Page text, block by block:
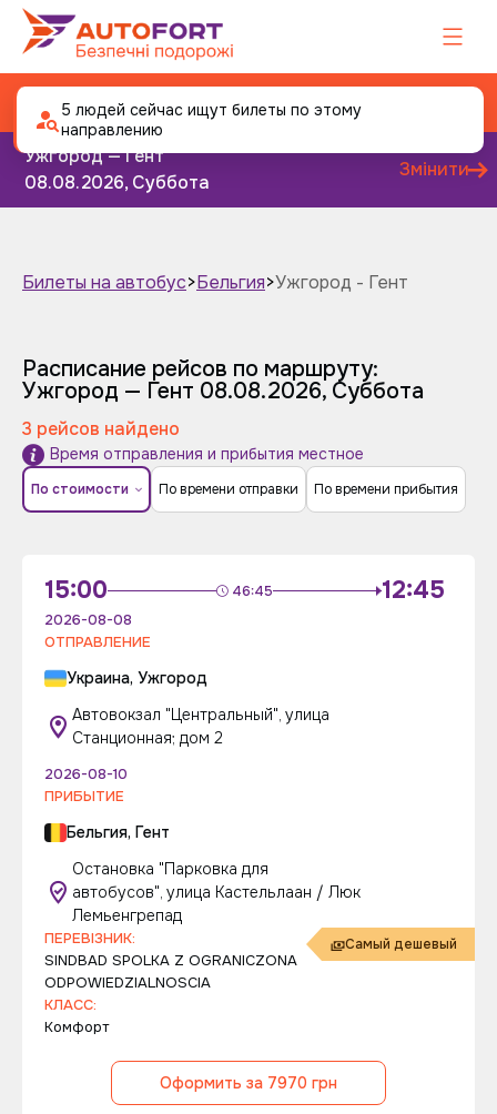
Автобус Ужгород - Гент
Ужгород — Гент
08.08.2026, Суббота
Змінити
Билеты на автобус>Бельгия>Ужгород - Гент
5 людей сейчас ищут билеты по этому
направлению
Расписание рейсов по маршруту:
Ужгород — Гент 08.08.2026, Суббота
3 рейсов найдено
Время отправления и прибытия местное
По стоимости По времени отправки По времени прибытия
15:00 46:45 12:45
2026-08-08
ОТПРАВЛЕНИЕ
Украина, Ужгород
Автовокзал "Центральный", улица
Станционная; дом 2
2026-08-10
ПРИБЫТИЕ
Бельгия, Гент
Остановка "Парковка для
автобусов", улица Кастельлаан / Люк
Лемьенгрепад
Самый дешевый
ПЕРЕВІЗНИК:
SINDBAD SPOLKA Z OGRANICZONA
ODPOWIEDZIALNOSCIA
КЛАСС:
Комфорт
Оформить за 7970 грн